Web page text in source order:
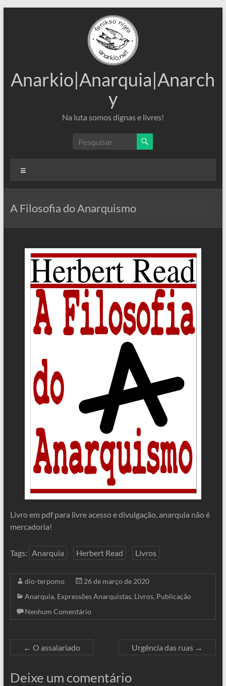
Anarkio|Anarquia|Anarch
y
Na luta somos dignas e livres!
A Filosofia do Anarquismo
Livro em pdf para livre acesso e divulgação, anarquia não é
mercadoria!
Tags: Anarquia Herbert Read Livros
dio-terpomo
26 de março de 2020
Anarquia, Expressões Anarquistas, Livros, Publicação
Nenhum Comentário
← O assalariado Urgência das ruas →
Deixe um comentário